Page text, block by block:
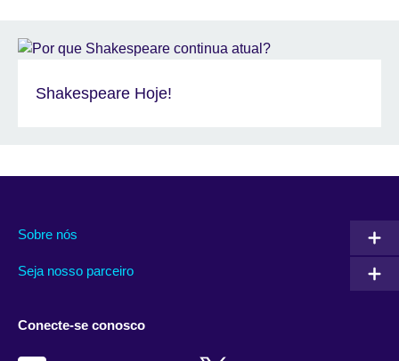
Shakespeare Hoje!
Sobre nós
Seja nosso parceiro
Conecte-se conosco